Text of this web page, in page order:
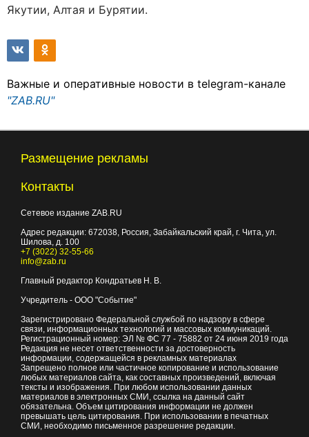
Якутии, Алтая и Бурятии.
Важные и оперативные новости в telegram-канале
"ZAB.RU"
Размещение рекламы
Контакты
Сетевое издание ZAB.RU
Адрес редакции: 672038, Россия, Забайкальский край, г. Чита, ул.
Шилова, д. 100
+7 (3022) 32-55-66
info@zab.ru
Главный редактор Кондратьев Н. В.
Учредитель - ООО "Событие"
Зарегистрировано Федеральной службой по надзору в сфере
связи, информационных технологий и массовых коммуникаций.
Регистрационный номер: ЭЛ № ФС 77 - 75882 от 24 июня 2019 года
Редакция не несет ответственности за достоверность
информации, содержащейся в рекламных материалах
Запрещено полное или частичное копирование и использование
любых материалов сайта, как составных произведений, включая
тексты и изображения. При любом использовании данных
материалов в электронных СМИ, ссылка на данный сайт
обязательна. Объем цитирования информации не должен
превышать цель цитирования. При использовании в печатных
СМИ, необходимо письменное разрешение редакции.